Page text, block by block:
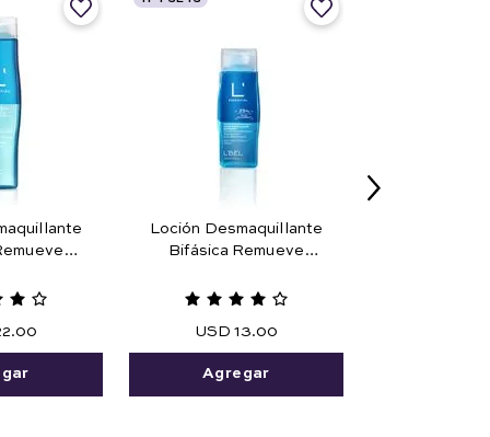
ml
.00
Loción Desmaquillante
Bifásica Remueve
Agua 45 ml.
USD 13.00
Agregar